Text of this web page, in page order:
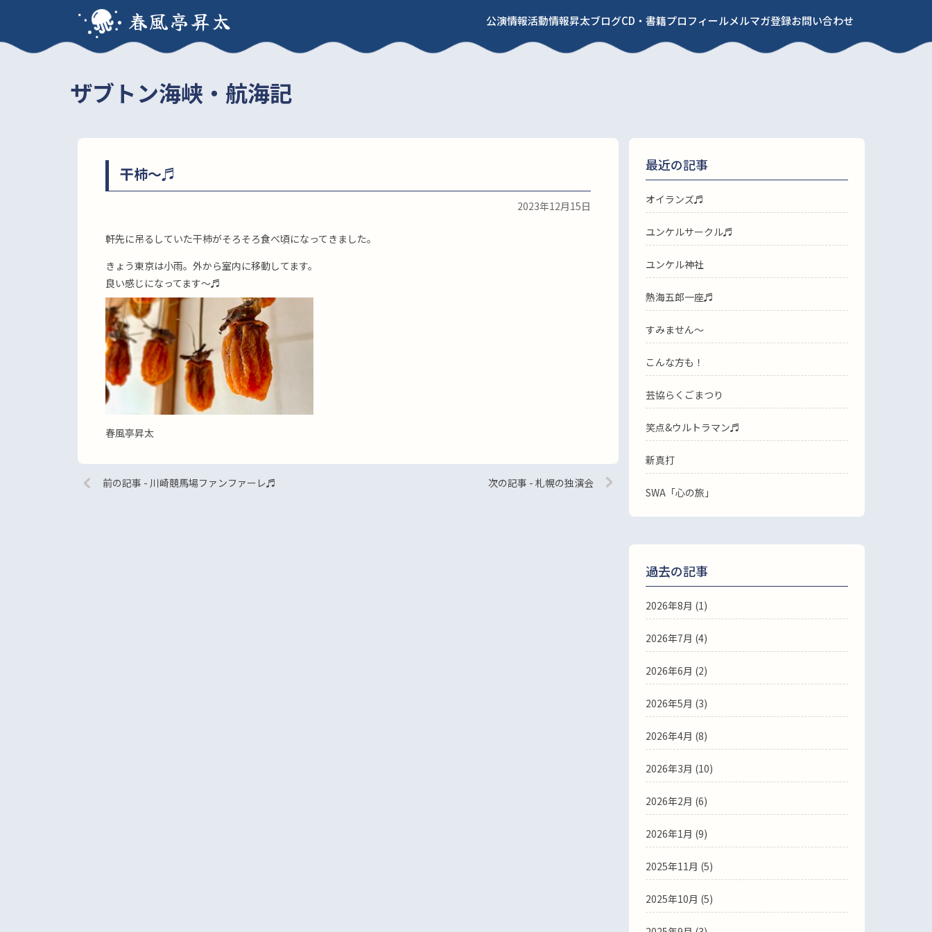
春風亭昇太 公演情報活動情報昇太ブログCD・書籍プロフィールメルマガ登録お問い合わせ
ザブトン海峡・航海記
干柿〜♬
2023年12月15日
軒先に吊るしていた干柿がそろそろ食べ頃になってきました。
きょう東京は小雨。外から室内に移動してます。
良い感じになってます〜♬
春風亭昇太
前の記事 - 川崎競馬場ファンファーレ♬ 次の記事 - 札幌の独演会
最近の記事
オイランズ♬
ユンケルサークル♬
ユンケル神社
熱海五郎一座♬
すみません〜
こんな方も！
芸協らくごまつり
笑点&ウルトラマン♬
新真打
SWA「心の旅」
過去の記事
2026年8月 (1)
2026年7月 (4)
2026年6月 (2)
2026年5月 (3)
2026年4月 (8)
2026年3月 (10)
2026年2月 (6)
2026年1月 (9)
2025年11月 (5)
2025年10月 (5)